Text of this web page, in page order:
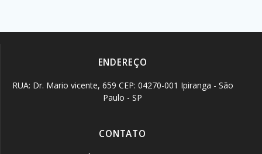
ENDEREÇO
RUA: Dr. Mario vicente, 659 CEP: 04270-001 Ipiranga - São
Paulo - SP
CONTATO